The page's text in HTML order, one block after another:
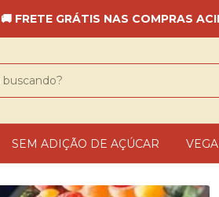
🚚 FRETE GRÁTIS NAS COMPRAS
SEM ADIÇÃO DE AÇÚCAR